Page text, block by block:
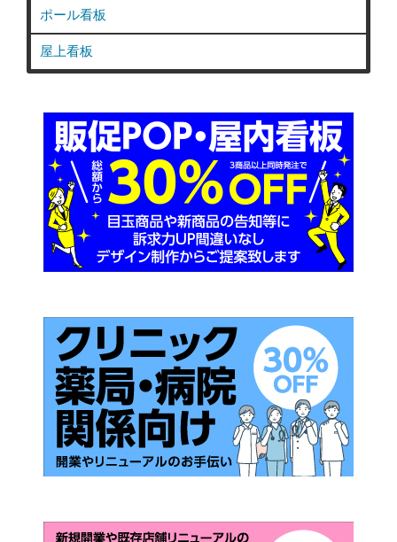
ポール看板
屋上看板